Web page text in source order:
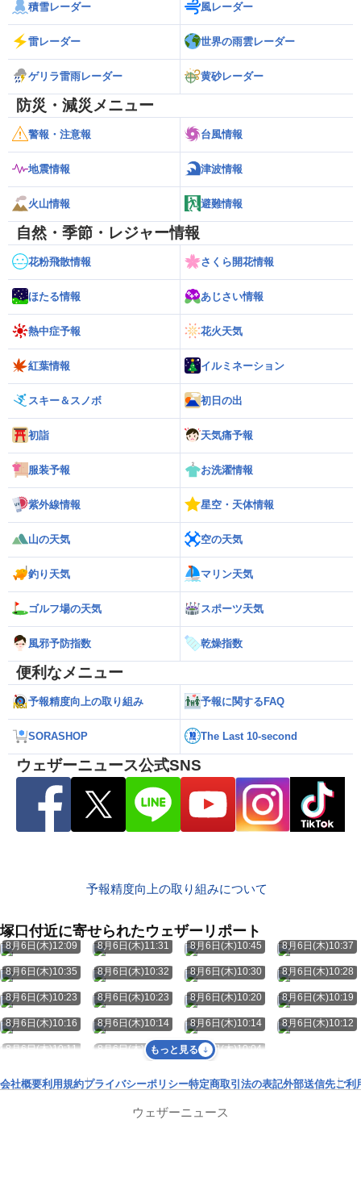
積雪レーダー 風レーダー
雷レーダー 世界の雨雲レーダー
ゲリラ雷雨レーダー 黄砂レーダー
防災・減災メニュー
警報・注意報 台風情報
地震情報 津波情報
火山情報 避難情報
自然・季節・レジャー情報
花粉飛散情報 さくら開花情報
ほたる情報 あじさい情報
熱中症予報 花火天気
紅葉情報 イルミネーション
スキー＆スノボ 初日の出
初詣 天気痛予報
服装予報 お洗濯情報
紫外線情報 星空・天体情報
山の天気 空の天気
釣り天気 マリン天気
ゴルフ場の天気 スポーツ天気
風邪予防指数 乾燥指数
便利なメニュー
予報精度向上の取り組み 予報に関するFAQ
SORASHOP The Last 10-second
ウェザーニュース公式SNS
予報精度向上の取り組みについて
塚口付近に寄せられたウェザーリポート
8月6日(木)12:09 8月6日(木)11:31 8月6日(木)10:45 8月6日(木)10:37
8月6日(木)10:35 8月6日(木)10:32 8月6日(木)10:30 8月6日(木)10:28
8月6日(木)10:23 8月6日(木)10:23 8月6日(木)10:20 8月6日(木)10:19
8月6日(木)10:16 8月6日(木)10:14 8月6日(木)10:14 8月6日(木)10:12
8月6日(木)10:11 8月6日(木)10:08 8月6日(木)10:04
もっと見る
会社概要利用規約プライバシーポリシー特定商取引法の表記外部送信先ご利
ウェザーニュース